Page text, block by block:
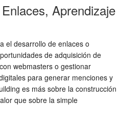
Aprendizaje
el desarrollo de enlaces o
de adquisición de
webmasters o gestionar
para generar menciones y
es más sobre la construcción
que sobre la simple